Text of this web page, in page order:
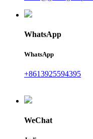
WhatsApp
WhatsApp
+8613925594395
WeChat